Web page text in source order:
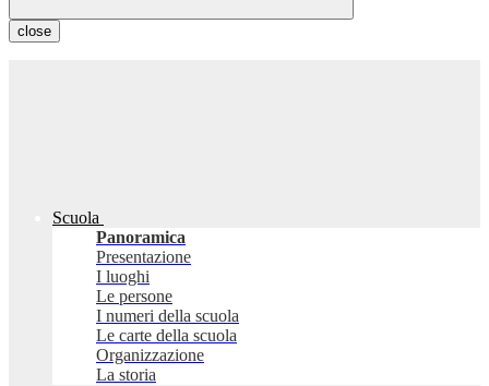
close
Scuola
Panoramica
Presentazione
I luoghi
Le persone
I numeri della scuola
Le carte della scuola
Organizzazione
La storia